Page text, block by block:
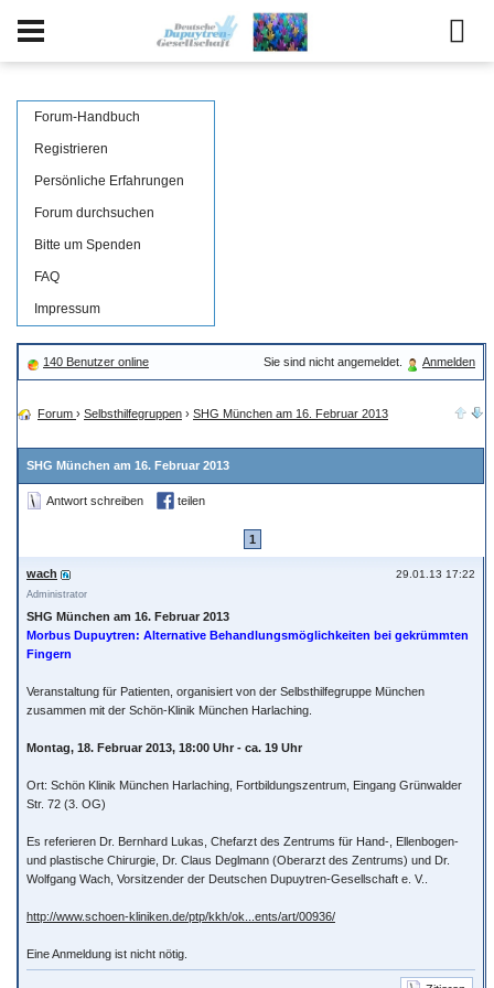
Forum-Handbuch
Registrieren
Persönliche Erfahrungen
Forum durchsuchen
Bitte um Spenden
FAQ
Impressum
140 Benutzer online Sie sind nicht angemeldet. Anmelden
Forum › Selbsthilfegruppen › SHG München am 16. Februar 2013
SHG München am 16. Februar 2013
Antwort schreiben teilen
1
29.01.13 17:22
wach
Administrator
SHG München am 16. Februar 2013
Morbus Dupuytren: Alternative Behandlungsmöglichkeiten bei gekrümmten
Fingern
Veranstaltung für Patienten, organisiert von der Selbsthilfegruppe München
zusammen mit der Schön-Klinik München Harlaching.
Montag, 18. Februar 2013, 18:00 Uhr - ca. 19 Uhr
Ort: Schön Klinik München Harlaching, Fortbildungszentrum, Eingang Grünwalder
Str. 72 (3. OG)
Es referieren Dr. Bernhard Lukas, Chefarzt des Zentrums für Hand-, Ellenbogen-
und plastische Chirurgie, Dr. Claus Deglmann (Oberarzt des Zentrums) und Dr.
Wolfgang Wach, Vorsitzender der Deutschen Dupuytren-Gesellschaft e. V..
http://www.schoen-kliniken.de/ptp/kkh/ok...ents/art/00936/
Eine Anmeldung ist nicht nötig.